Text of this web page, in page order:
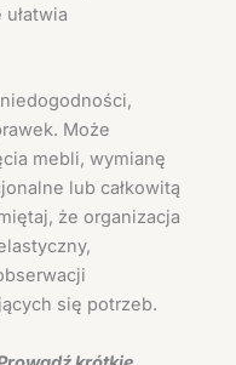
Może
mebli, wymianę
lub całkowitą
że organizacja
się potrzeb.